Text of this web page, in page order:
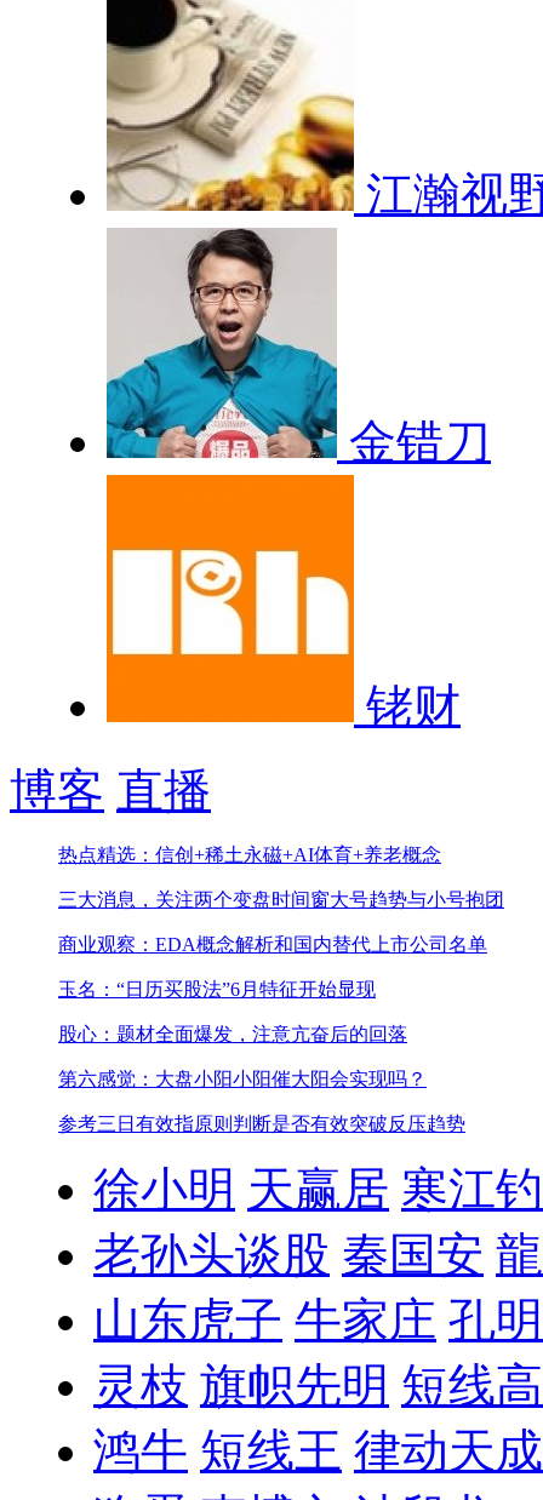
江瀚视
金错刀
铑财
博客 直播
热点精选：信创+稀土永磁+AI体育+养老概念
三大消息，关注两个变盘时间窗大号趋势与小号抱团
商业观察：EDA概念解析和国内替代上市公司名单
玉名：“日历买股法”6月特征开始显现
股心：题材全面爆发，注意亢奋后的回落
第六感觉：大盘小阳小阳催大阳会实现吗？
参考三日有效指原则判断是否有效突破反压趋势
徐小明 天赢居 寒江
老孙头谈股 秦国安
山东虎子 牛家庄 孔
灵枝 旗帜先明 短线
鸿牛 短线王 律动天成